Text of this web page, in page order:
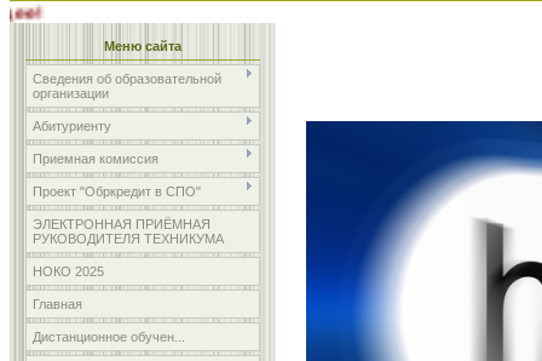
будущее!
Меню сайта
Сведения об образовательной
организации
Абитуриенту
Приемная комиссия
Проект "Обркредит в СПО"
ЭЛЕКТРОННАЯ ПРИЁМНАЯ
РУКОВОДИТЕЛЯ ТЕХНИКУМА
НОКО 2025
Главная
Дистанционное обучен...